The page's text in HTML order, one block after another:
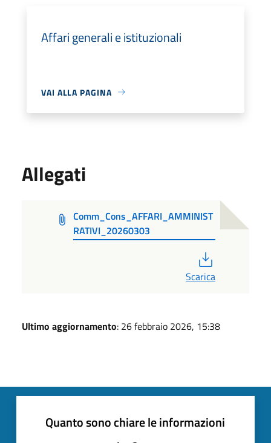
Affari generali e istituzionali
VAI ALLA PAGINA
Allegati
Comm_Cons_AFFARI_AMMINIST
RATIVI_20260303
Scarica
Ultimo aggiornamento: 26 febbraio 2026, 15:38
Quanto sono chiare le informazioni